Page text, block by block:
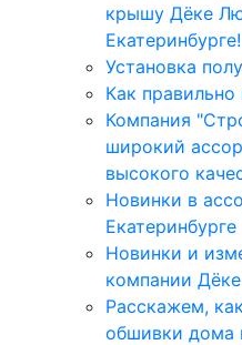
крышу Дёке
Екатеринбурге!
Установка
Как
Компания
широкий
высокого
Новинки в
Екатеринбурге
Новинки и
компании
Расскажем,
обшивки дома